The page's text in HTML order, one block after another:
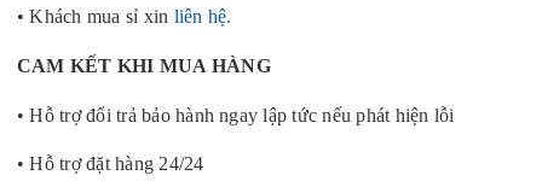
• Khách mua sỉ xin liên hệ.
CAM KẾT KHI MUA HÀNG
• Hỗ trợ đổi trả bảo hành ngay lập tức nếu phát hiện lỗi
• Hỗ trợ đặt hàng 24/24